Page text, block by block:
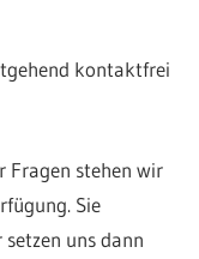
kontaktfrei
Fragen stehen wir
Sie
uns dann